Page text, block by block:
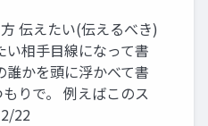
伝えたい(伝えるべき)
い相手目線になって書
誰かを頭に浮かべて書
りで。 例えばこのス
22